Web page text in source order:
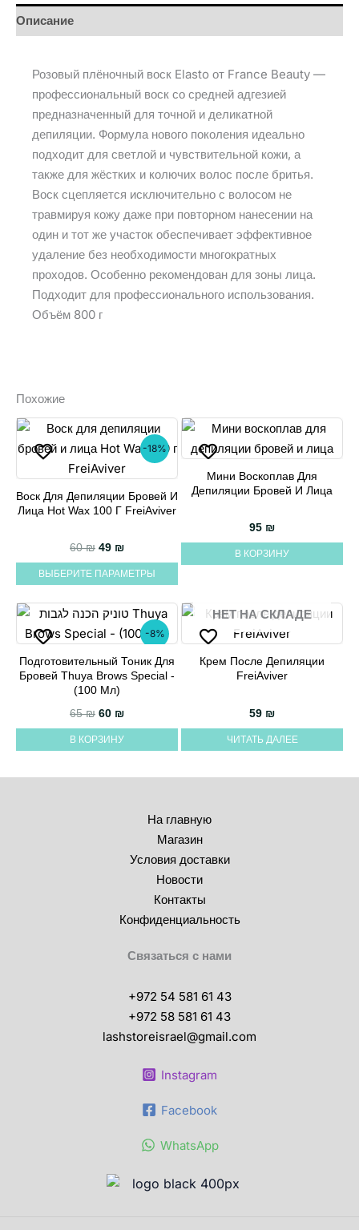
Описание
Розовый плёночный воск Elasto от France Beauty —
профессиональный воск со средней адгезией
предназначенный для точной и деликатной
депиляции. Формула нового поколения идеально
подходит для светлой и чувствительной кожи, а
также для жёстких и колючих волос после бритья.
Воск сцепляется исключительно с волосом не
травмируя кожу даже при повторном нанесении на
один и тот же участок обеспечивает эффективное
удаление без необходимости многократных
проходов. Особенно рекомендован для зоны лица.
Подходит для профессионального использования.
Объём 800 г
Похожие
-18%
Воск Для Депиляции Бровей И
Лица Hot Wax 100 Г FreiAviver
60₪ Первоначальная цена составляла 60 ₪.
49 ₪Текущая цена: 49 ₪.
ВЫБЕРИТЕ ПАРАМЕТРЫ
Этот
товар
вариаций.
можно
выбрать
на
странице
Мини Воскоплав Для
Депиляции Бровей И Лица
95 ₪
В КОРЗИНУ
-8%
Подготовительный Тоник Для
Бровей Thuya Brows Special -
(100 Мл)
65₪ Первоначальная цена составляла 65 ₪.
60 ₪Текущая цена: 60 ₪.
В КОРЗИНУ
НЕТ НА СКЛАДЕ
Крем После Депиляции
FreiAviver
59 ₪
ЧИТАТЬ ДАЛЕЕ
На главную
Магазин
Условия доставки
Новости
Контакты
Конфиденциальность
Связаться с нами
+972 54 581 61 43
+972 58 581 61 43
lashstoreisrael@gmail.com
Instagram
Facebook
WhatsApp